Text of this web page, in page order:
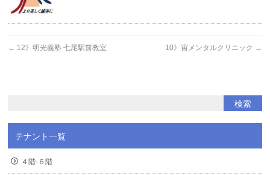
← 12》明光義塾 七尾駅前教室 10》宙メンタルクリニック →
テナント一覧
４階-６階